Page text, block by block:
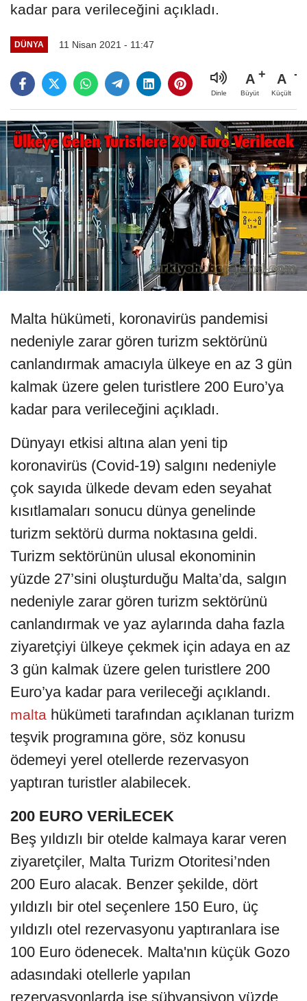
kadar para verileceğini açıkladı.
DÜNYA 11 Nisan 2021 - 11:47
Dinle
A
Büyüt
A
Küçült
Malta hükümeti, koronavirüs pandemisi
nedeniyle zarar gören turizm sektörünü
canlandırmak amacıyla ülkeye en az 3 gün
kalmak üzere gelen turistlere 200 Euro’ya
kadar para verileceğini açıkladı.
Dünyayı etkisi altına alan yeni tip
koronavirüs (Covid-19) salgını nedeniyle
çok sayıda ülkede devam eden seyahat
kısıtlamaları sonucu dünya genelinde
turizm sektörü durma noktasına geldi.
Turizm sektörünün ulusal ekonominin
yüzde 27’sini oluşturduğu Malta’da, salgın
nedeniyle zarar gören turizm sektörünü
canlandırmak ve yaz aylarında daha fazla
ziyaretçiyi ülkeye çekmek için adaya en az
3 gün kalmak üzere gelen turistlere 200
Euro’ya kadar para verileceği açıklandı.
malta hükümeti tarafından açıklanan turizm
teşvik programına göre, söz konusu
ödemeyi yerel otellerde rezervasyon
yaptıran turistler alabilecek.
200 EURO VERİLECEK
Beş yıldızlı bir otelde kalmaya karar veren
ziyaretçiler, Malta Turizm Otoritesi’nden
200 Euro alacak. Benzer şekilde, dört
yıldızlı bir otel seçenlere 150 Euro, üç
yıldızlı otel rezervasyonu yaptıranlara ise
100 Euro ödenecek. Malta'nın küçük Gozo
adasındaki otellerle yapılan
rezervasyonlarda ise sübvansiyon yüzde